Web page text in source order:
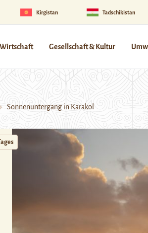
Kirgistan Tadschikistan
Gesellschaft & Kultur
Sonnenuntergang in Karakol